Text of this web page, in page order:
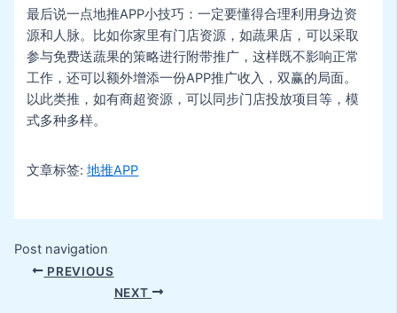
最后说一点地推APP小技巧：一定要懂得合理利用身边资
源和人脉。比如你家里有门店资源，如蔬果店，可以采取
参与免费送蔬果的策略进行附带推广，这样既不影响正常
工作，还可以额外增添一份APP推广收入，双赢的局面。
以此类推，如有商超资源，可以同步门店投放项目等，模
式多种多样。
文章标签:地推APP
Post navigation
PREVIOUS
NEXT